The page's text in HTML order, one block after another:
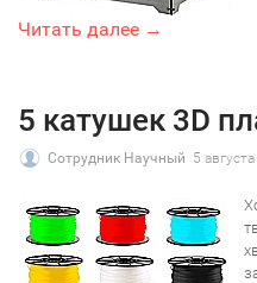
Читать далее →
5 катушек 3D
Сотрудник Научный 5